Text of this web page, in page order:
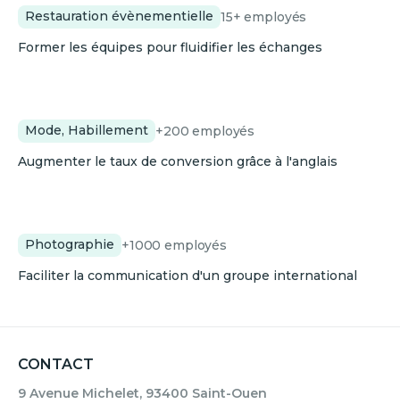
Restauration évènementielle 15+ employés
Former les équipes pour fluidifier les échanges
Mode, Habillement +200 employés
Augmenter le taux de conversion grâce à l'anglais
Photographie +1000 employés
Faciliter la communication d'un groupe international
CONTACT
9 Avenue Michelet, 93400 Saint-Ouen